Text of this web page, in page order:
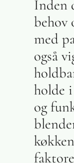
Inden
behov
med
også
holde
og